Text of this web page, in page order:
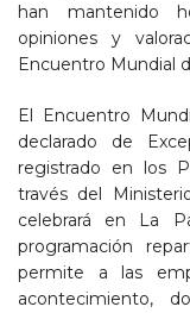
han mantenido
opiniones y
Encuentro Mundial
El Encuentro
declarado de
registrado en los
través del
celebrará en La
programación
permite a las
acontecimiento,